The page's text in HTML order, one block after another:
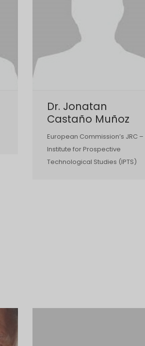
Dr. Jonatan
Castaño Muñoz
European Commission’s JRC –
Institute for Prospective
Technological Studies (IPTS)